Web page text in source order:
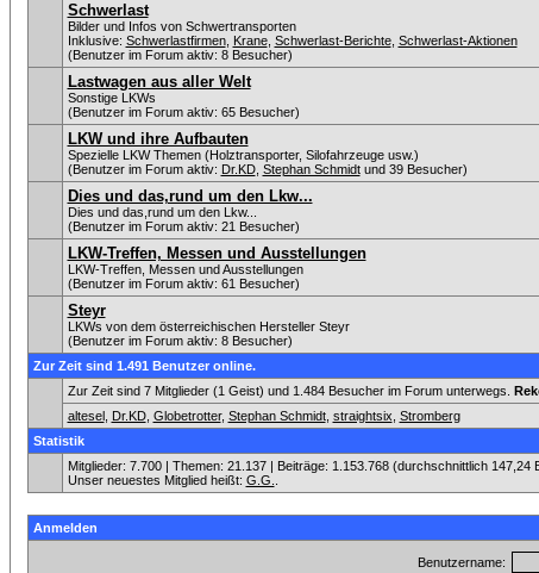
Schwerlast
Bilder und Infos von Schwertransporten
Inklusive: Schwerlastfirmen, Krane, Schwerlast-Berichte, Schwerlast-Aktionen
(Benutzer im Forum aktiv: 8 Besucher)
Lastwagen aus aller Welt
Sonstige LKWs
(Benutzer im Forum aktiv: 65 Besucher)
LKW und ihre Aufbauten
Spezielle LKW Themen (Holztransporter, Silofahrzeuge usw.)
(Benutzer im Forum aktiv: Dr.KD, Stephan Schmidtund 39 Besucher)
Dies und das,rund um den Lkw...
Dies und das,rund um den Lkw...
(Benutzer im Forum aktiv: 21 Besucher)
LKW-Treffen, Messen und Ausstellungen
LKW-Treffen, Messen und Ausstellungen
(Benutzer im Forum aktiv: 61 Besucher)
Steyr
LKWs von dem österreichischen Hersteller Steyr
(Benutzer im Forum aktiv: 8 Besucher)
Zur Zeit sind 1.491 Benutzer online.
Zur Zeit sind 7 Mitglieder (1 Geist) und 1.484 Besucher im Forum unterwegs.
altesel, Dr.KD, Globetrotter, Stephan Schmidt, straightsix Stromberg
Statistik
Mitglieder: 7.700 | Themen: 21.137 | Beiträge: 1.153.768 (durchschnittlich 147,24
Unser neuestes Mitglied heißt: G.G.
Anmelden
Benutzername: